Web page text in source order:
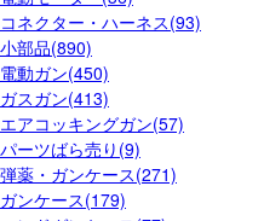
コネクター・ハーネス(93)
小部品(890)
電動ガン(450)
ガスガン(413)
エアコッキングガン(57)
パーツばら売り(9)
弾薬・ガンケース(271)
ガンケース(179)